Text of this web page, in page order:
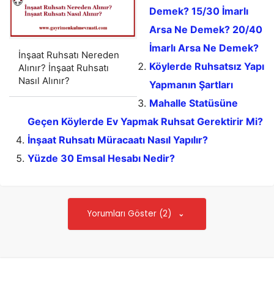
İnşaat Ruhsatı Nereden
Alınır? İnşaat Ruhsatı
Nasıl Alınır?
Demek? 15/30 İmarlı
Arsa Ne Demek? 20/40
İmarlı Arsa Ne Demek?
Köylerde Ruhsatsız Yapı
Yapmanın Şartları
Mahalle Statüsüne
Geçen Köylerde Ev Yapmak Ruhsat Gerektirir Mi?
İnşaat Ruhsatı Müracaatı Nasıl Yapılır?
Yüzde 30 Emsal Hesabı Nedir?
Yorumları Göster (2)